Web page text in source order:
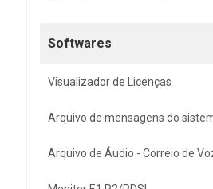
Softwares
Visualizador de Licenças
Arquivo de mensagens do
Arquivo de Áudio - Correio de